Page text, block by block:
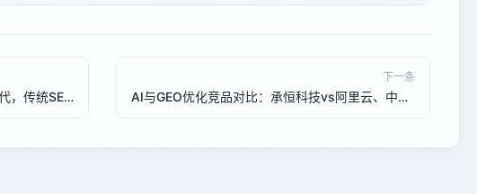
2026年SEO升级指南：生成式搜索时代，传统SEO如何被AI优化补充？
下一条
AI与GEO优化竞品对比：承恒科技vs阿里云、中企动力的差异化优势